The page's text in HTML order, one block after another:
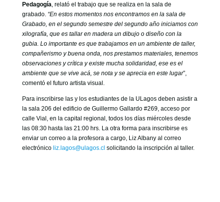
Pedagogía, relató el trabajo que se realiza en la sala de
grabado. “En estos momentos nos encontramos en la sala de
Grabado, en el segundo semestre del segundo año iniciamos con
xilografía, que es tallar en madera un dibujo o diseño con la
gubia. Lo importante es que trabajamos en un ambiente de taller,
compañerismo y buena onda, nos prestamos materiales, tenemos
observaciones y crítica y existe mucha solidaridad, ese es el
ambiente que se vive acá, se nota y se aprecia en este lugar”,
comentó el futuro artista visual.
Para inscribirse las y los estudiantes de la ULagos deben asistir a
la sala 206 del edificio de Guillermo Gallardo #269, acceso por
calle Vial, en la capital regional, todos los días miércoles desde
las 08:30 hasta las 21:00 hrs. La otra forma para inscribirse es
enviar un correo a la profesora a cargo, Liz Albany al correo
electrónico liz.lagos@ulagos.cl solicitando la inscripción al taller.